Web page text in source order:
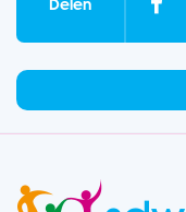
Delen